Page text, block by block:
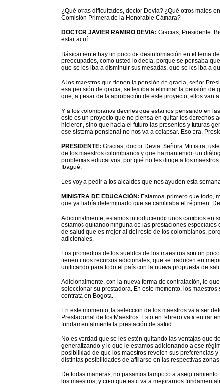
¿Qué otras dificultades, doctor Devia? ¿Qué otros malos
Comisión Primera de la Honorable Cámara?
DOCTOR JAVIER RAMIRO DEVIA: Gracias, Presidente.
estar aquí.
Básicamente hay un poco de desinformación en el tema
preocupados, como usted lo decía, porque se pensaba
que se les iba a disminuir sus mesadas, que se les iba a
A los maestros que tienen la pensión de gracia, señor
esa pensión de gracia, se les iba a eliminar la pensión de
que, a pesar de la aprobación de este proyecto, ellos van
Y a los colombianos decirles que estamos pensando en
este es un proyecto que no piensa en quitar los derechos
hicieron, sino que hacia el futuro las presentes y futuras
ese sistema pensional no nos va a colapsar. Eso era,
PRESIDENTE: Gracias, doctor Devia. Señora Ministra,
de los maestros colombianos y que ha mantenido un
problemas educativos, por qué no les dirige a los
Ibagué.
Les voy a pedir a los alcaldes que nos ayuden esta
MINISTRA DE EDUCACIÓN: Estamos, primero que todo,
que ya había determinado que se cambiaba el régimen.
Adicionalmente, estamos introduciendo unos cambios en
estamos quitando ninguna de las prestaciones
de salud que es mejor al del resto de los colombianos,
adicionales.
Los promedios de los sueldos de los maestros son un
tienen unos recursos adicionales, que se traducen en
unificando para todo el país con la nueva propuesta de
Adicionalmente, con la nueva forma de contratación, lo
seleccionar su prestadora. En este momento, los
contrata en Bogotá.
En este momento, la selección de los maestros va a ser
Prestacional de los Maestros. Esto en febrero va a entrar
fundamentalmente la prestación de salud.
No es verdad que se les estén quitando las ventajas que
generalizando y lo que le estamos adicionando a ese
posibilidad de que los maestros revelen sus preferencias
distintas posibilidades de afiliarse en las respectivas zonas.
De todas maneras, no pasamos tampoco a
los maestros, y creo que esto va a mejorarnos